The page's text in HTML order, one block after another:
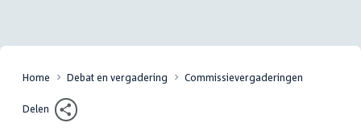
Home Debat en vergadering Commissievergaderingen
Delen